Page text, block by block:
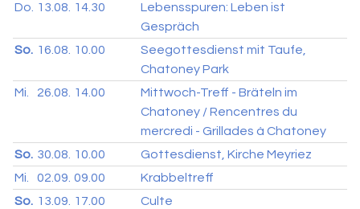
Do.
13.08. 14.30
Lebensspuren: Leben ist
Gespräch
So. 16.08. 10.00
Seegottesdienst mit Taufe,
Chatoney Park
Mi.
26.08. 14.00
Mittwoch-Treff - Bräteln im
Chatoney / Rencentres du
mercredi - Grillades à Chatoney
So. 30.08. 10.00
Gottesdienst, Kirche Meyriez
Mi.
02.09. 09.00
Krabbeltreff
So. 13.09. 17.00
Culte